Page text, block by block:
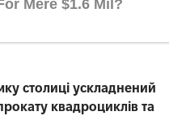
столиці ускладнений
квадроциклів та